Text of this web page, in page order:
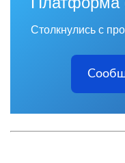
Столкнулись с